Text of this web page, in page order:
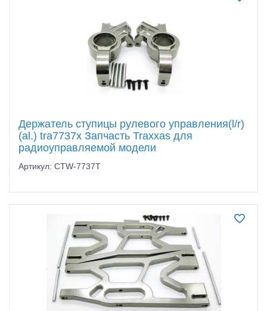
Держатель ступицы рулевого управления(l/r)
(al.) tra7737x Запчасть Traxxas для
радиоуправляемой модели
Артикул: CTW-7737T